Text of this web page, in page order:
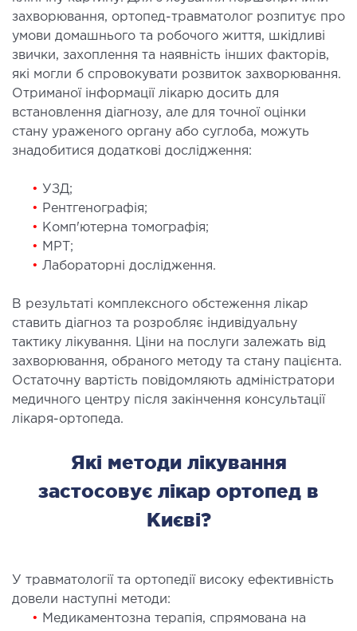
і гемосорбція
послуги
захворювання, ортопед-травматолог розпитує про
умови домашнього та робочого життя, шкідливі
звички, захоплення та наявність інших факторів,
які могли б спровокувати розвиток захворювання.
Отриманої інформації лікарю досить для
встановлення діагнозу, але для точної оцінки
стану ураженого органу або суглоба, можуть
знадобитися додаткові дослідження:
• УЗД;
• Рентгенографія;
• Комп'ютерна томографія;
•
МРТ;
• Лабораторні дослідження.
В результаті комплексного обстеження лікар
ставить діагноз та розробляє індивідуальну
тактику лікування. Ціни на послуги залежать від
захворювання, обраного методу та стану пацієнта.
Остаточну вартість повідомляють адміністратори
медичного центру після закінчення консультації
лікаря-ортопеда.
Які методи лікування
застосовує лікар ортопед в
Києві?
У травматології та ортопедії високу ефективність
довели наступні методи:
•
Медикаментозна терапія, спрямована на